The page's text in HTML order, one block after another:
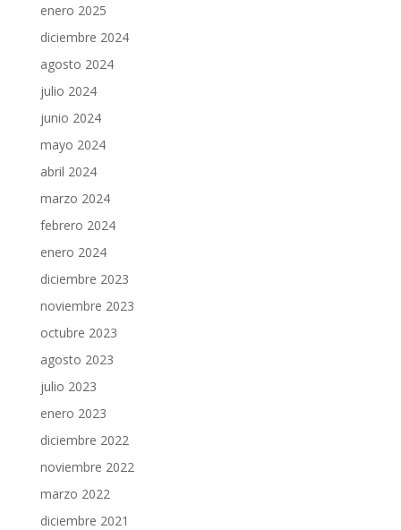
enero 2025
diciembre 2024
agosto 2024
julio 2024
junio 2024
mayo 2024
abril 2024
marzo 2024
febrero 2024
enero 2024
diciembre 2023
noviembre 2023
octubre 2023
agosto 2023
julio 2023
enero 2023
diciembre 2022
noviembre 2022
marzo 2022
diciembre 2021